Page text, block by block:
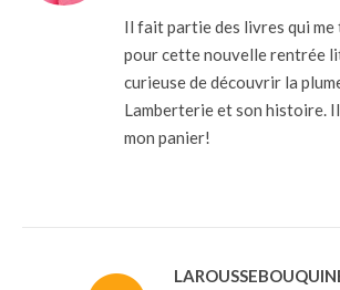
Il fait partie des livres qui
pour cette nouvelle rentrée
curieuse de découvrir la
Lamberterie et son histoire.
mon panier!